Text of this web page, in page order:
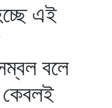
এই
বলে
কেবলই